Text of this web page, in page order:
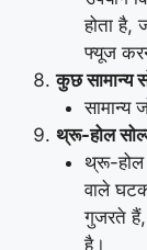
होता है,
फ्यूज
कुछ सामान्य
सामान्य
थ्रू-होल
थ्रू-होल
वाले
गुजरते हैं,
है।